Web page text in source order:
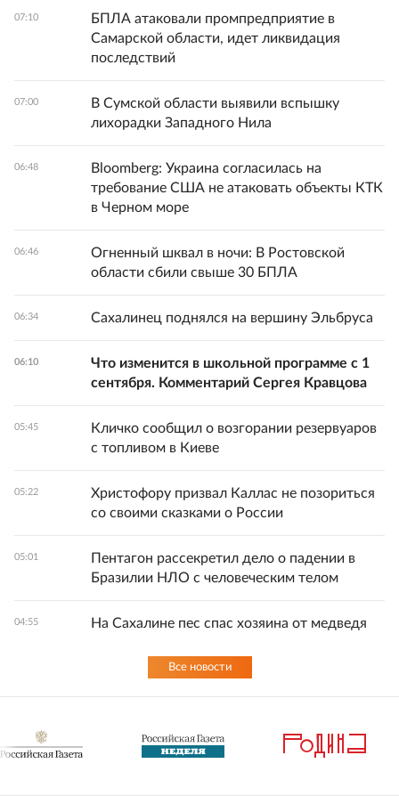
07:10
БПЛА атаковали промпредприятие в
Самарской области, идет ликвидация
последствий
07:00
В Сумской области выявили вспышку
лихорадки Западного Нила
06:48
Bloomberg: Украина согласилась на
требование США не атаковать объекты КТК
в Черном море
06:46
Огненный шквал в ночи: В Ростовской
области сбили свыше 30 БПЛА
06:34 Сахалинец поднялся на вершину Эльбруса
06:10
Что изменится в школьной программе с 1
сентября. Комментарий Сергея Кравцова
05:45
Кличко сообщил о возгорании резервуаров
с топливом в Киеве
05:22
Христофору призвал Каллас не позориться
со своими сказками о России
05:01
Пентагон рассекретил дело о падении в
Бразилии НЛО с человеческим телом
04:55 На Сахалине пес спас хозяина от медведя
Все новости